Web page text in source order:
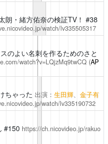
朗・緒方佑奈の検証TV！ #38
watch/lv335505317
のよい名刺を作るためのさと
watch?v=LQjzMq9twCQ (AP
ちゃった 出演： 生田輝、 金子有
watch/lv335190732
#150 https://ch.nicovideo.jp/rakuo